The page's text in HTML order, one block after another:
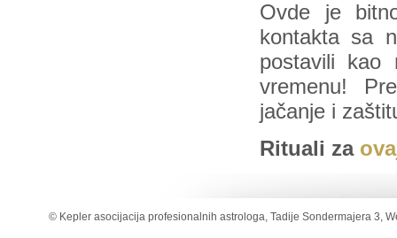
Ovde je
kontakta sa
postavili
vremenu!
jačanje i
Rituali za
© Kepler asocijacija profesionalnih astrologa, Tadije Sondermajera 3,